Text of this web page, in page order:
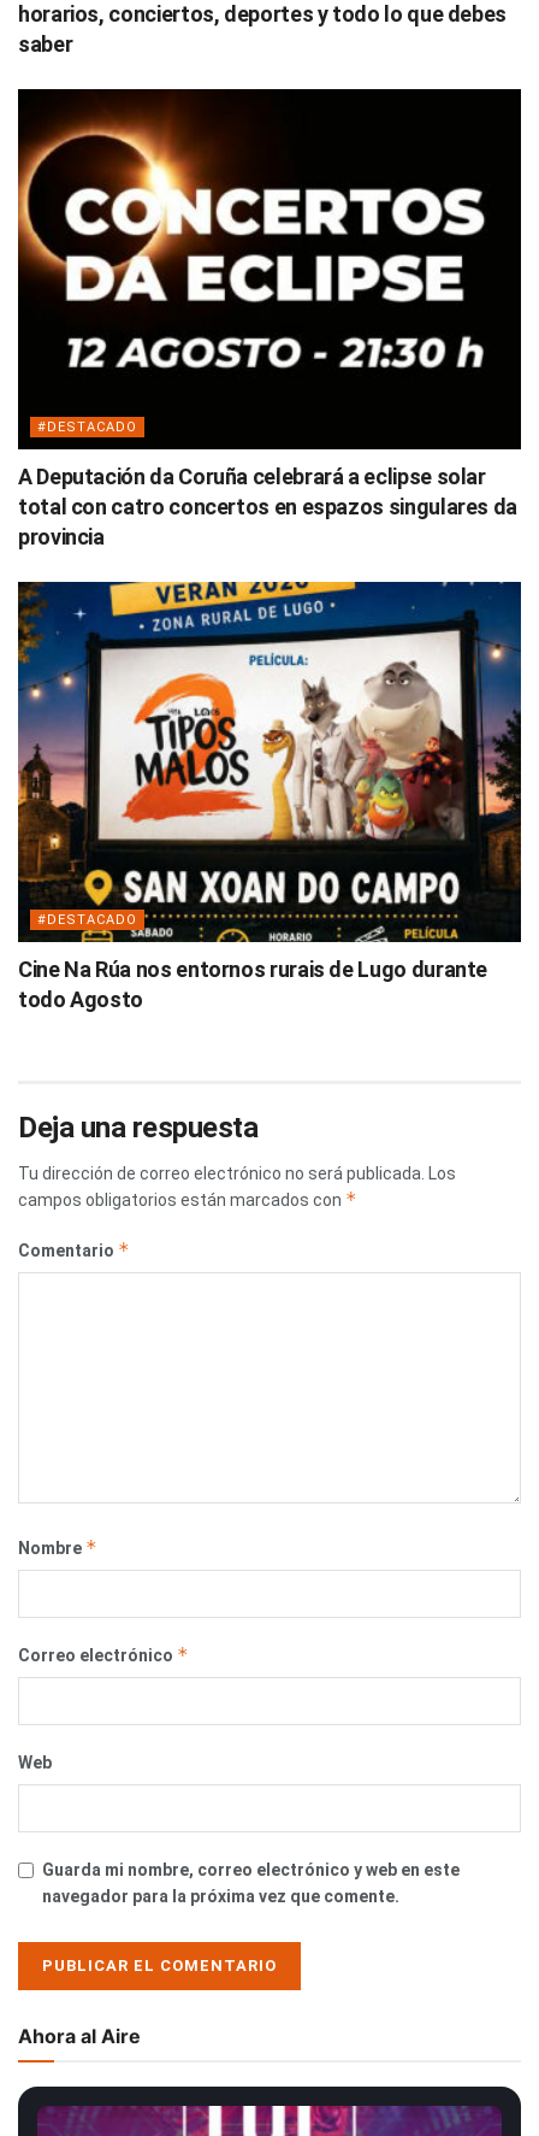
horarios, conciertos, deportes y todo lo que debes
saber
#DESTACADO
A Deputación da Coruña celebrará a eclipse solar
total con catro concertos en espazos singulares da
provincia
#DESTACADO
Cine Na Rúa nos entornos rurais de Lugo durante
todo Agosto
Deja una respuesta
Tu dirección de correo electrónico no será publicada.
Los
campos obligatorios están marcados con *
Comentario *
Nombre *
Correo electrónico *
Web
Guarda mi nombre, correo electrónico y web en este
navegador para la próxima vez que comente.
Ahora al Aire